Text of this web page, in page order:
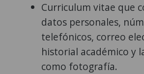
Curriculum vitae que
datos personales,
telefónicos, correo
historial académico y
como fotografía.